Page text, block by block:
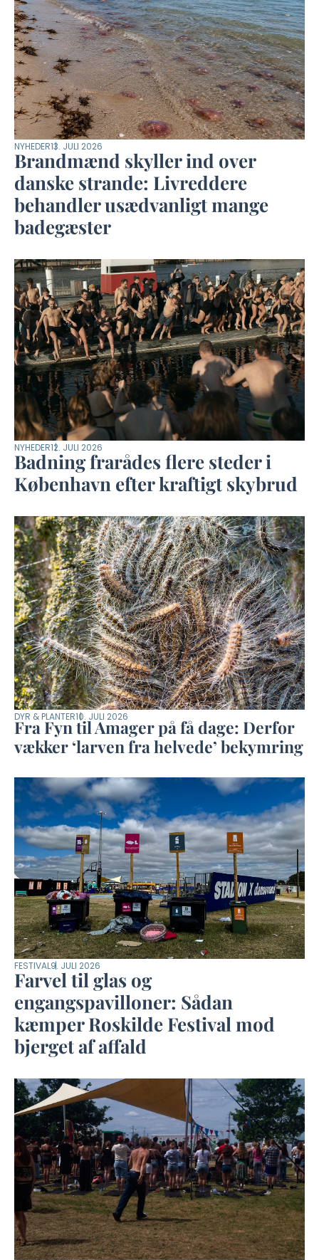
NYHEDER13. JULI 2026
Brandmænd skyller ind over
danske strande: Livreddere
behandler usædvanligt mange
badegæster
NYHEDER12. JULI 2026
Badning frarådes flere steder i
København efter kraftigt skybrud
DYR & PLANTER10. JULI 2026
Fra Fyn til Amager på få dage: Derfor
vækker ‘larven fra helvede’ bekymring
FESTIVAL9. JULI 2026
Farvel til glas og
engangspavilloner: Sådan
kæmper Roskilde Festival mod
bjerget af affald